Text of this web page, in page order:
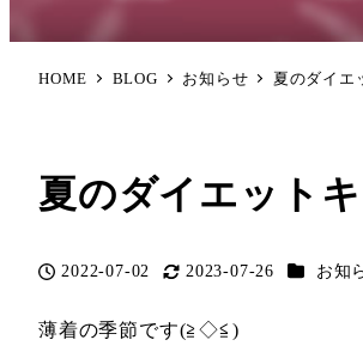
HOME BLOG お知らせ 夏のダイエ
夏のダイエット
投稿日
2022-07-02
更新日
2023-07-26 カテゴリ
お知
薄着の季節です(≧◇≦)